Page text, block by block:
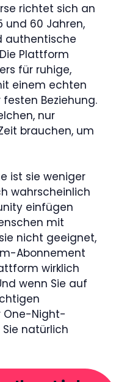
richtet sich an
und 60 Jahren,
authentische
Plattform
für ruhige,
einem echten
Beziehung.
nur
brauchen, um
ist sie weniger
wahrscheinlich
einfügen
mit
nicht geeignet,
Abonnement
wirklich
wenn Sie auf
One-Night-
natürlich